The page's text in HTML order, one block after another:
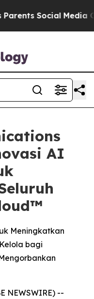
Social Media
AI
Meningkatkan
bagi
NEWSWIRE) --